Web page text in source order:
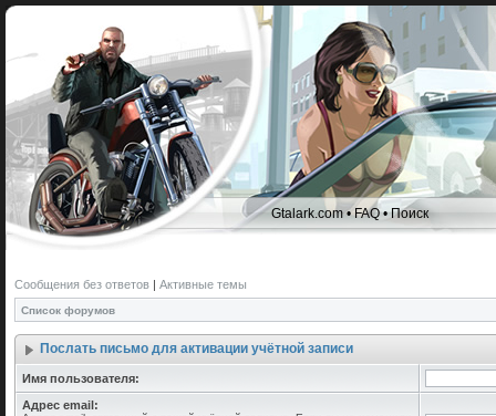
Gtalark.com •FAQ•Поиск
Сообщения без ответов | Активные темы
Список форумов
Послать письмо для активации учётной записи
Имя пользователя:
Адрес email: